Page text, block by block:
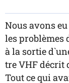
Nous avons
les problèmes
à la sortie
tre VHF décrit
Tout ce qui